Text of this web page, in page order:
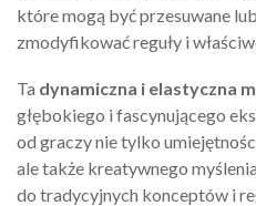
które mogą być przesuwane
zmodyfikować reguły i
Ta dynamiczna i elastyczna
głębokiego i fascynującego
od graczy nie tylko
ale także kreatywnego
do tradycyjnych konceptów i